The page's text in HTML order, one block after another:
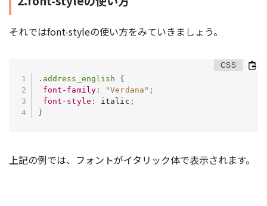
それではfont-styleの使い方をみていきましょう。
.address_english
{
font-family: "Verdana" ;
font-style : italic ;
}
上記の例では、フォントがイタリック体で表示されます。